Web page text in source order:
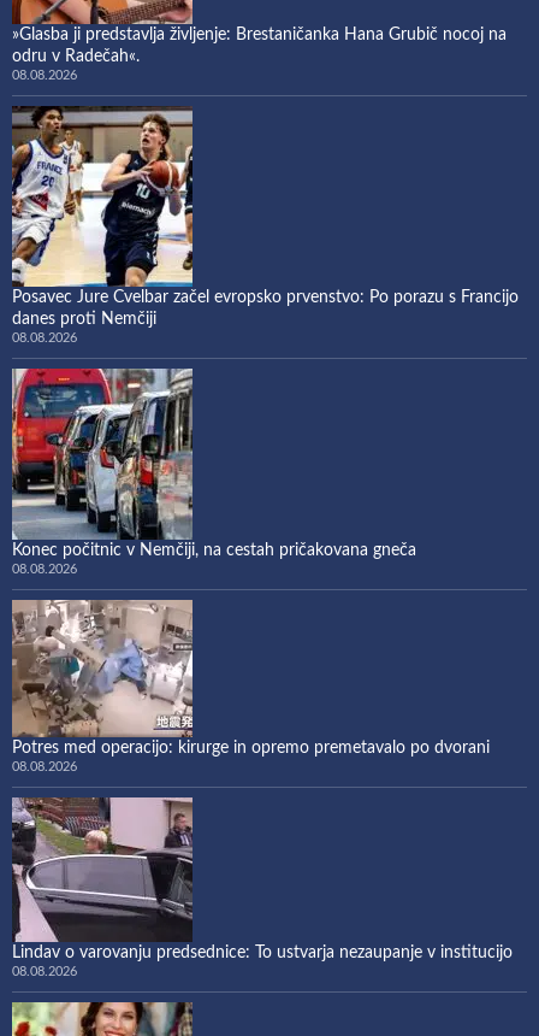
»Glasba ji predstavlja življenje: Brestaničanka Hana Grubič nocoj na
odru v Radečah«.
08.08.2026
Posavec Jure Cvelbar začel evropsko prvenstvo: Po porazu s Francijo
danes proti Nemčiji
08.08.2026
Konec počitnic v Nemčiji, na cestah pričakovana gneča
08.08.2026
Potres med operacijo: kirurge in opremo premetavalo po dvorani
08.08.2026
Lindav o varovanju predsednice: To ustvarja nezaupanje v institucijo
08.08.2026